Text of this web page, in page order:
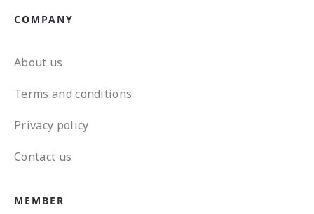
COMPANY
About us
Terms and conditions
Privacy policy
Contact us
MEMBER